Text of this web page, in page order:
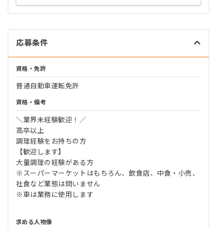
応募条件
資格・免許
普通自動車運転免許
資格・備考
＼業界未経験歓迎！／
高卒以上
調理経験をお持ちの方
【歓迎します】
大量調理の経験がある方
※スーパーマーケットはもちろん、飲食店、中食・小売、
社食など業態は問いません
※車は業務に使用します
求める人物像